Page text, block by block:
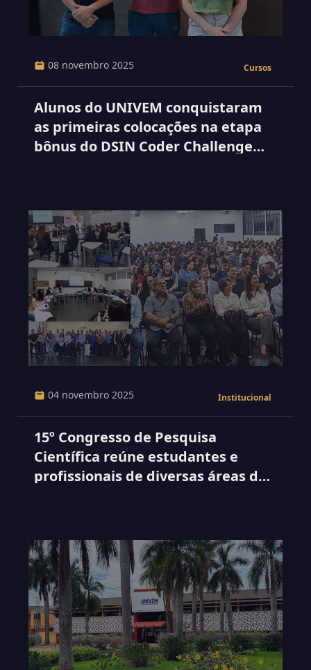
08 novembro 2025 Cursos
Alunos do UNIVEM conquistaram
as primeiras colocações na etapa
bônus do DSIN Coder Challenge
04 novembro 2025 Institucional
15º Congresso de Pesquisa
Científica reúne estudantes e
profissionais de diversas áreas do